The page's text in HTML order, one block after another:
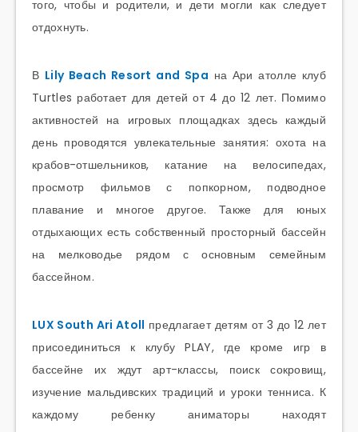
того, чтобы и родители, и дети могли как следует
отдохнуть.
В Lily Beach Resort and Spa на Ари атолле клуб
Turtles работает для детей от 4 до 12 лет. Помимо
активностей на игровых площадках здесь каждый
день проводятся увлекательные занятия: охота на
крабов-отшельников, катание на велосипедах,
просмотр фильмов с попкорном, подводное
плавание и многое другое. Также для юных
отдыхающих есть собственный просторный бассейн
на мелководье рядом с основным семейным
бассейном.
LUX South Ari Atoll предлагает детям от 3 до 12 лет
присоединиться к клубу PLAY, где кроме игр в
бассейне их ждут арт-классы, поиск сокровищ,
изучение мальдивских традиций и уроки тенниса. К
каждому ребенку аниматоры находят